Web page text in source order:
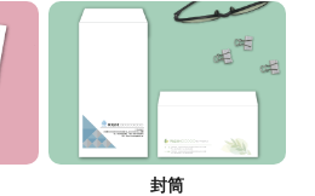
封筒